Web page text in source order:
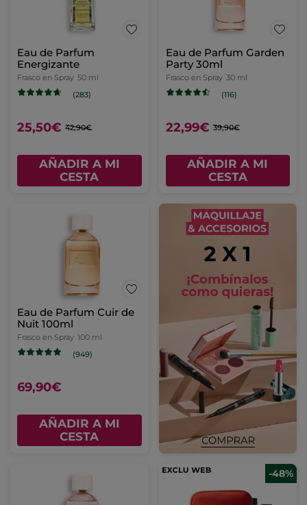
Eau de Parfum
Energizante
Frasco en Spray 50 ml
(283)
25,50€ 42,90€
AÑADIR A MI
CESTA
Eau de Parfum Garden
Party 30ml
Frasco en Spray 30 ml
(116)
22,99€ 39,90€
AÑADIR A MI
CESTA
Eau de Parfum Cuir de
Nuit 100ml
Frasco en Spray 100 ml
(949)
69,90€
AÑADIR A MI
CESTA
-48%